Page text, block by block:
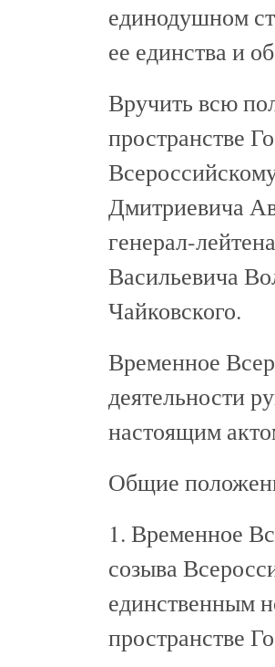
единодушном
ее единства и
Вручить всю
пространстве
Дмитриевича
генерал-
Васильевича
Чайковского.
Временное
деятельности
настоящим
Общие
1. Временное
созыва
единственным
пространстве